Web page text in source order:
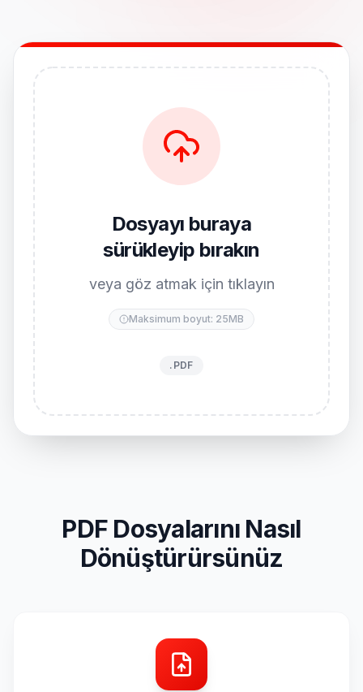
Dosyayı buraya
sürükleyip bırakın
veya göz atmak için tıklayın
Maksimum boyut: 25MB
.PDF
PDF Dosyalarını Nasıl
Dönüştürürsünüz